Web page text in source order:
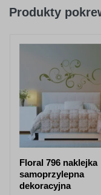
Produkty
Floral 796 naklejka
samoprzylepna
dekoracyjna